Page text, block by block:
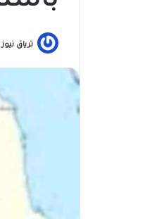
ترياق نيوز